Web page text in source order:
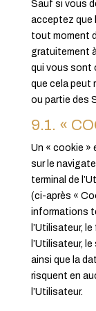
Sauf si vous
acceptez que
tout moment
gratuitement
qui vous sont
que cela peut
ou partie des
9.1. «
Un « cookie »
sur le
terminal de
(ci-après «
informations
l’Utilisateur,
l’Utilisateur,
ainsi que la
risquent en
l’Utilisateur.